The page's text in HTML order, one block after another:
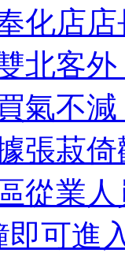
化店
北客
氣不
張菽
從業
即可進